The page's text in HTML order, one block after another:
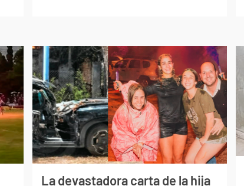
La devastadora carta de la hija